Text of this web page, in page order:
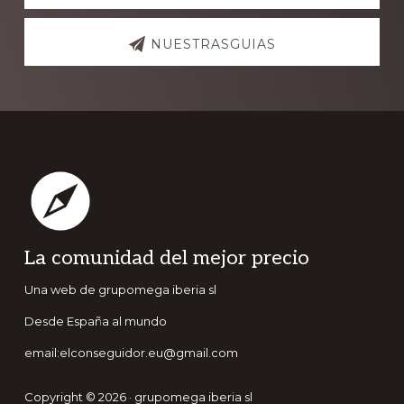
NUESTRASGUIAS
Footer
La comunidad del mejor precio
Una web de grupomega iberia sl
Desde España al mundo
email:elconseguidor.eu@gmail.com
Copyright © 2026 · grupomega iberia sl